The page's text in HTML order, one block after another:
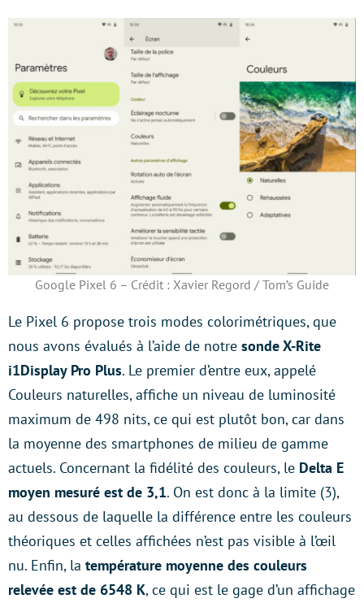
Google Pixel 6 – Crédit : Xavier Regord / Tom’s Guide
Le Pixel 6 propose trois modes colorimétriques, que
nous avons évalués à l’aide de notre sonde X-Rite
i1Display Pro Plus. Le premier d’entre eux, appelé
Couleurs naturelles, affiche un niveau de luminosité
maximum de 498 nits, ce qui est plutôt bon, car dans
la moyenne des smartphones de milieu de gamme
actuels. Concernant la fidélité des couleurs, le Delta E
moyen mesuré est de 3,1. On est donc à la limite (3),
au dessous de laquelle la différence entre les couleurs
théoriques et celles affichées n’est pas visible à l’œil
nu. Enfin, la température moyenne des couleurs
relevée est de 6548 K, ce qui est le gage d’un affichage